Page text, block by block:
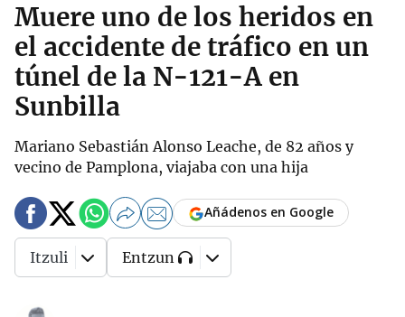
Muere uno de los heridos en
el accidente de tráfico en un
túnel de la N-121-A en
Sunbilla
Mariano Sebastián Alonso Leache, de 82 años y
vecino de Pamplona, viajaba con una hija
Añádenos en Google
Itzuli Entzun